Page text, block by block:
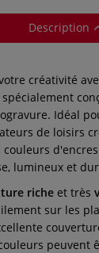
Description
créativité
spécialement
Idéal
de loisirs
lumineux et
riche et très
sur les
peuvent